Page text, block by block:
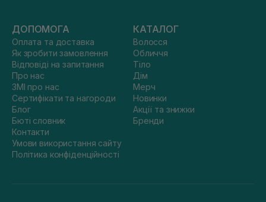
ДОПОМОГА
Оплата та доставка
Як зробити замовлення
Відповіді на запитання
Про нас
ЗМІ про нас
Сертифікати та нагороди
Блог
Бюті словник
Контакти
Умови використання сайту
Політика конфіденційності
КАТАЛОГ
Волосся
Обличчя
Тіло
Дім
Мерч
Новинки
Акції та знижки
Бренди